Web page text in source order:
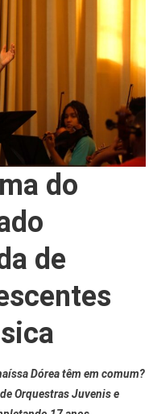
do
de
Dórea têm em comum?
Orquestras Juvenis e